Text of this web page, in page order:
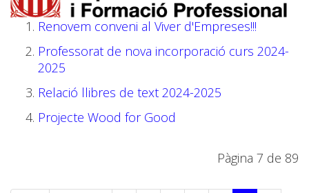
Renovem conveni al Viver d'Empreses!!!
Professorat de nova incorporació curs 2024-
2025
Relació llibres de text 2024-2025
Projecte Wood for Good
Pàgina 7 de 89